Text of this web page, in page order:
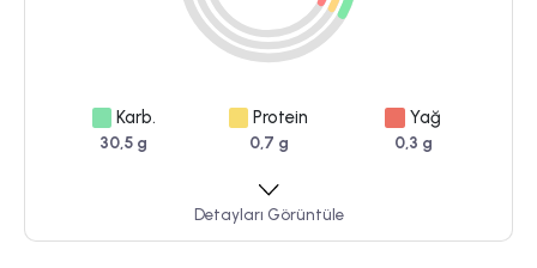
Karb.
30,5 g
Protein
0,7 g
Yağ
0,3 g
Detayları Görüntüle